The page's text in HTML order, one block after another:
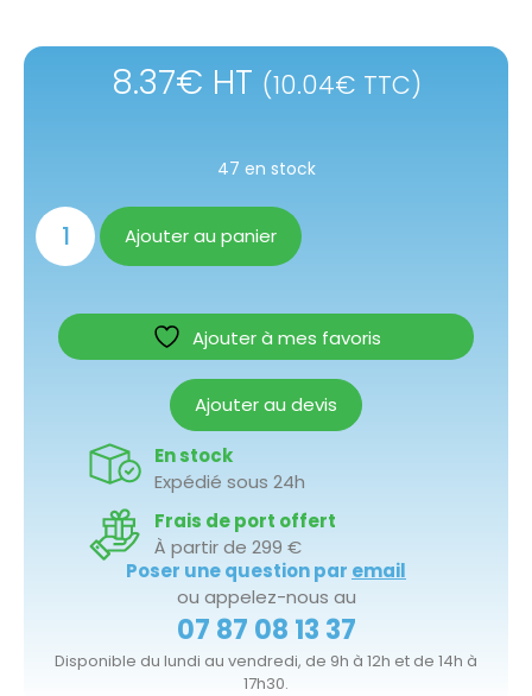
8.37€ HT (10.04€ TTC)
47 en stock
Ajouter au panier
Ajouter à mes favoris
Ajouter au devis
En stock
Expédié sous 24h
Frais de port offert
À partir de 299 €
Poser une question par email
ou appelez-nous au
07 87 08 13 37
Disponible du lundi au vendredi, de 9h à 12h et de 14h à
17h30.